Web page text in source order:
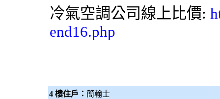
冷氣空調公司線上比價:
end16.php
4 樓住戶： 簡翰士